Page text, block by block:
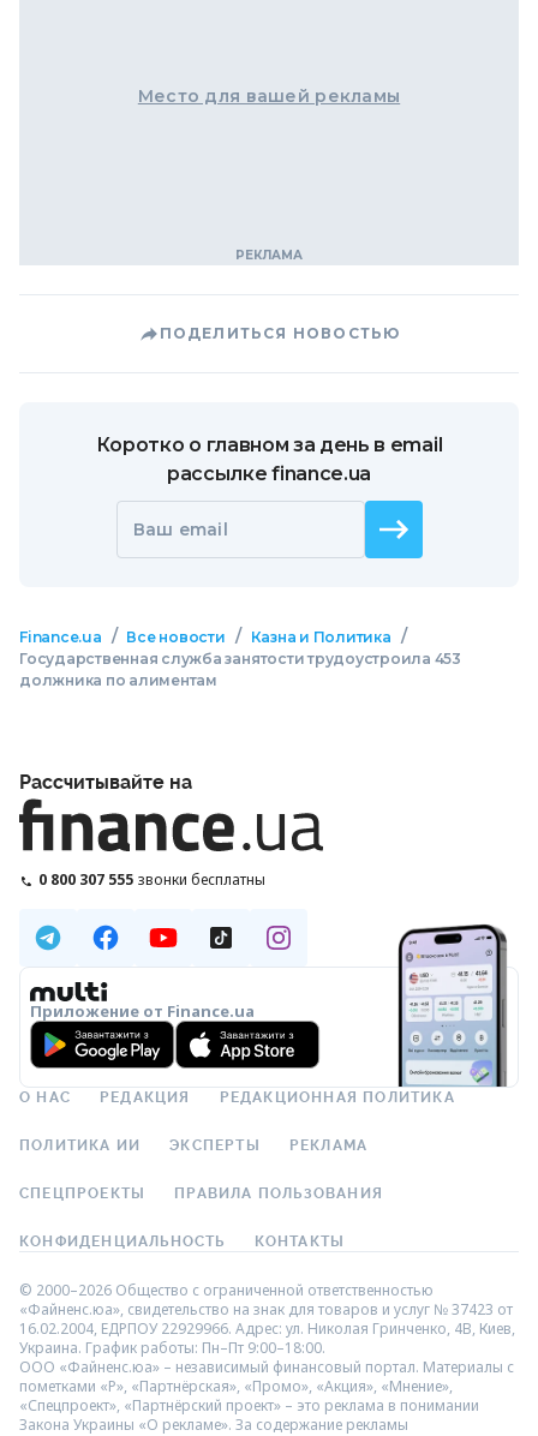
Место для вашей рекламы
ПОДЕЛИТЬСЯ НОВОСТЬЮ
Коротко о главном за день в email
рассылке finance.ua
Ваш email
Finance.ua / Все новости / Казна и Политика /
Государственная служба занятости трудоустроила 453
должника по алиментам
Рассчитывайте на
0 800 307 555 звонки бесплатны
Приложение от Finance.ua
О НАС РЕДАКЦИЯ РЕДАКЦИОННАЯ ПОЛИТИКА
ПОЛИТИКА ИИ ЭКСПЕРТЫ РЕКЛАМА
СПЕЦПРОЕКТЫ ПРАВИЛА ПОЛЬЗОВАНИЯ
КОНФИДЕНЦИАЛЬНОСТЬ КОНТАКТЫ
© 2000–2026 Общество с ограниченной ответственностью
«Файненс.юа», свидетельство на знак для товаров и услуг № 37423 от
16.02.2004, ЕДРПОУ 22929966. Адрес: ул. Николая Гринченко, 4В, Киев,
Украина. График работы: Пн–Пт 9:00–18:00.
ООО «Файненс.юа» – независимый финансовый портал. Материалы с
пометками «Р», «Партнёрская», «Промо», «Акция», «Мнение»,
«Спецпроект», «Партнёрский проект» – это реклама в понимании
Закона Украины «О рекламе». За содержание рекламы